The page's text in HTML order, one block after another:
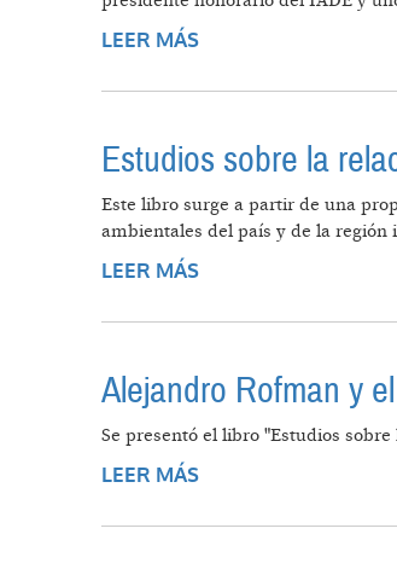
LEER MÁS
Estudios sobre la
Este libro surge a partir de una
ambientales del país y de la
LEER MÁS
Alejandro Rofman y
Se presentó el libro "Estudios
LEER MÁS